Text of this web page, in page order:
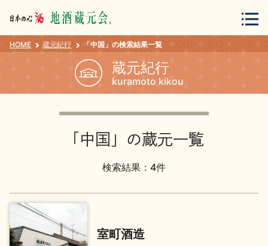
会員登録 ログイン
蔵元紀行
HOME 蔵元紀行 「中国」の検索結果一覧
蔵元紀行
kuramoto kikou
「中国」の蔵元一覧
検索結果：4件
室町酒造